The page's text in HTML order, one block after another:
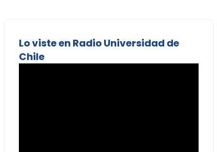
Lo viste en Radio Universidad de
Chile